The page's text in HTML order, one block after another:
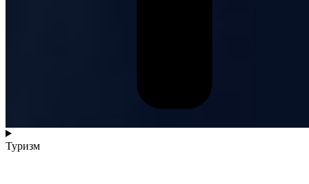
Туризм